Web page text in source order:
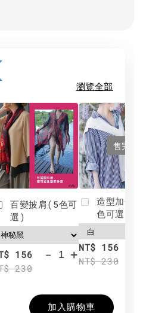
瀏覽全部
百變披肩(5色可
選)
156
230
- +
售完
造型加分
色可選)
NT$ 156
NT$ 230
加入購物車